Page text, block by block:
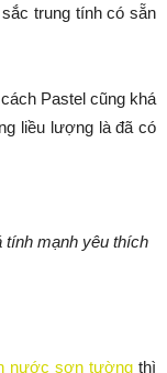
trung tính có sẵn
Pastel cũng khá
liều lượng là đã có
tính mạnh yêu thích
nước sơn tườngthì